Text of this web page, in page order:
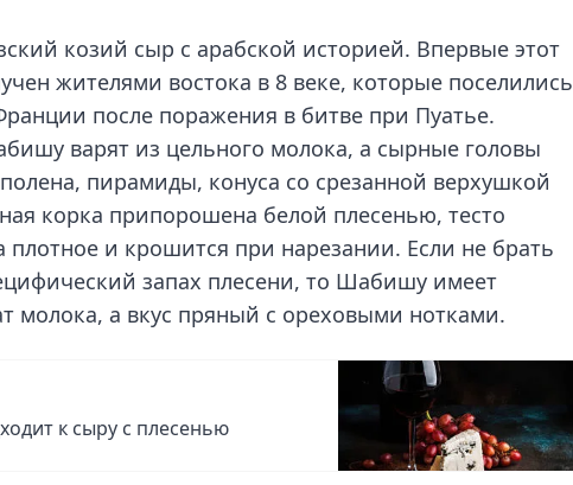
козий сыр с арабской историей. Впервые этот
жителями востока в 8 веке, которые поселились
после поражения в битве при Пуатье.
варят из цельного молока, а сырные головы
пирамиды, конуса со срезанной верхушкой
корка припорошена белой плесенью, тесто
плотное и крошится при нарезании. Если не брать
запах плесени, то Шабишу имеет
молока, а вкус пряный с ореховыми нотками.
к сыру с плесенью